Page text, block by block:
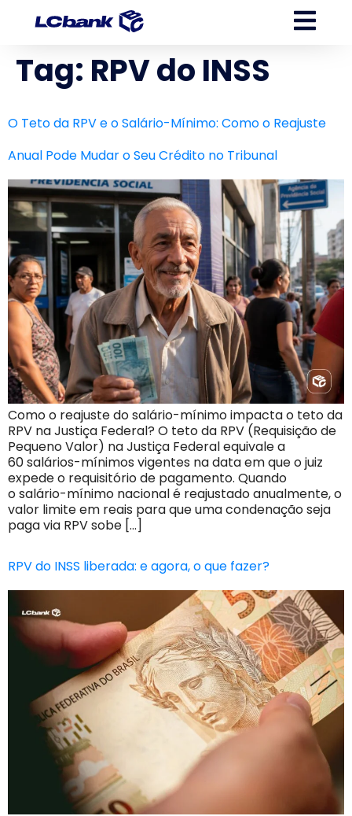
Tag: RPV do INSS
O Teto da RPV e o Salário-Mínimo: Como o Reajuste
Anual Pode Mudar o Seu Crédito no Tribunal
Como o reajuste do salário-mínimo impacta o teto da
RPV na Justiça Federal? O teto da RPV (Requisição de
Pequeno Valor) na Justiça Federal equivale a
60 salários-mínimos vigentes na data em que o juiz
expede o requisitório de pagamento. Quando
o salário-mínimo nacional é reajustado anualmente, o
valor limite em reais para que uma condenação seja
paga via RPV sobe […]
RPV do INSS liberada: e agora, o que fazer?